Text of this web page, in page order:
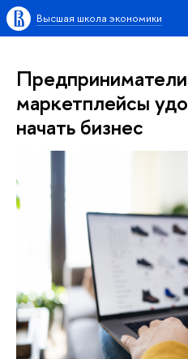
Высшая школа экономики
маркетплейсы
начать бизнес